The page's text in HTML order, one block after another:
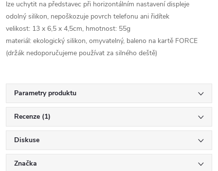
lze uchytit na představec při horizontálním nastavení displeje
odolný silikon, nepoškozuje povrch telefonu ani řidítek
velikost: 13 x 6,5 x 4,5cm, hmotnost: 55g
materiál: ekologický silikon, omyvatelný, baleno na kartě FORCE
(držák nedoporučujeme používat za silného deště)
Parametry produktu
Recenze (1)
Diskuse
Značka